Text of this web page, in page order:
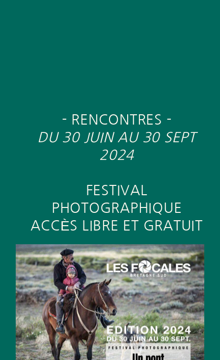
- RENCONTRES -
DU 30 JUIN AU 30 SEPT
2024
FESTIVAL
PHOTOGRAPHIQUE
ACCÈS LIBRE ET GRATUIT